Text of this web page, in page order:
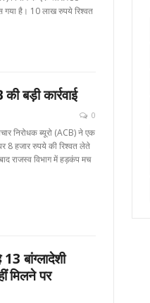
गया है। 10 लाख रुपये रिश्वत
बड़ी कार्रवाई
0
निरोधक ब्यूरो (ACB) ने एक
8 हजार रुपये की रिश्वत लेते
राजस्व विभाग में हड़कंप मच
बांग्लादेशी
मिलने पर